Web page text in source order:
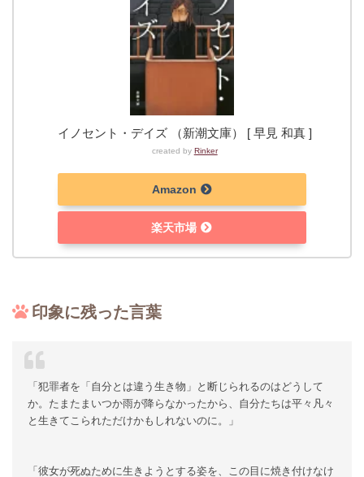
イノセント・デイズ （新潮文庫） [ 早見 和真 ]
created by Rinker
Amazon
楽天市場
印象に残った言葉
「犯罪者を「自分とは違う生き物」と断じられるのはどうして
か。たまたまいつか雨が降らなかったから、自分たちは平々凡々
と生きてこられただけかもしれないのに。」
「彼女が死ぬために生きようとする姿を、この目に焼き付けなけ